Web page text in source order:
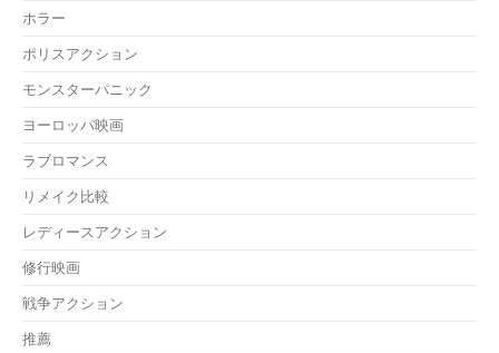
ホラー
ポリスアクション
モンスターパニック
ヨーロッパ映画
ラブロマンス
リメイク比較
レディースアクション
修行映画
戦争アクション
推薦